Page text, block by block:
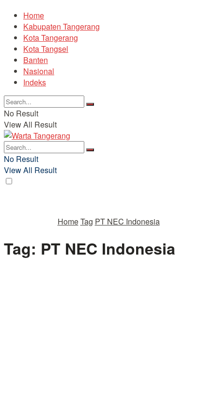
Home
Kabupaten Tangerang
Kota Tangerang
Kota Tangsel
Banten
Nasional
Indeks
No Result
View All Result
No Result
View All Result
HomeTag PT NEC Indonesia
Tag: PT NEC Indonesia